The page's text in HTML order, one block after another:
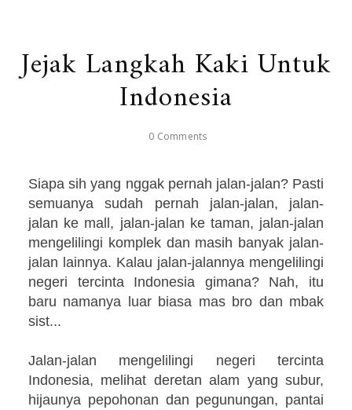
Jejak Langkah Kaki Untuk
Indonesia
0 Comments
Siapa sih yang nggak pernah jalan-jalan? Pasti
semuanya sudah pernah jalan-jalan, jalan-
jalan ke mall, jalan-jalan ke taman, jalan-jalan
mengelilingi komplek dan masih banyak jalan-
jalan lainnya. Kalau jalan-jalannya mengelilingi
negeri tercinta Indonesia gimana? Nah, itu
baru namanya luar biasa mas bro dan mbak
sist...
Jalan-jalan mengelilingi negeri tercinta
Indonesia, melihat deretan alam yang subur,
hijaunya pepohonan dan pegunungan, pantai